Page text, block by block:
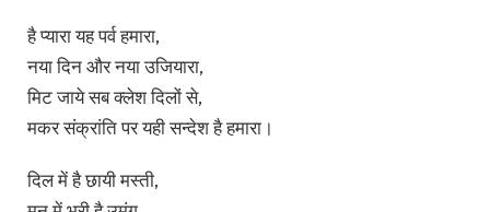
है प्यारा यह पर्व हमारा,
नया दिन और नया उजियारा,
मिट जाये सब क्लेश दिलों से,
मकर संक्रांति पर यही सन्देश है हमारा।
दिल में है छायी मस्ती,